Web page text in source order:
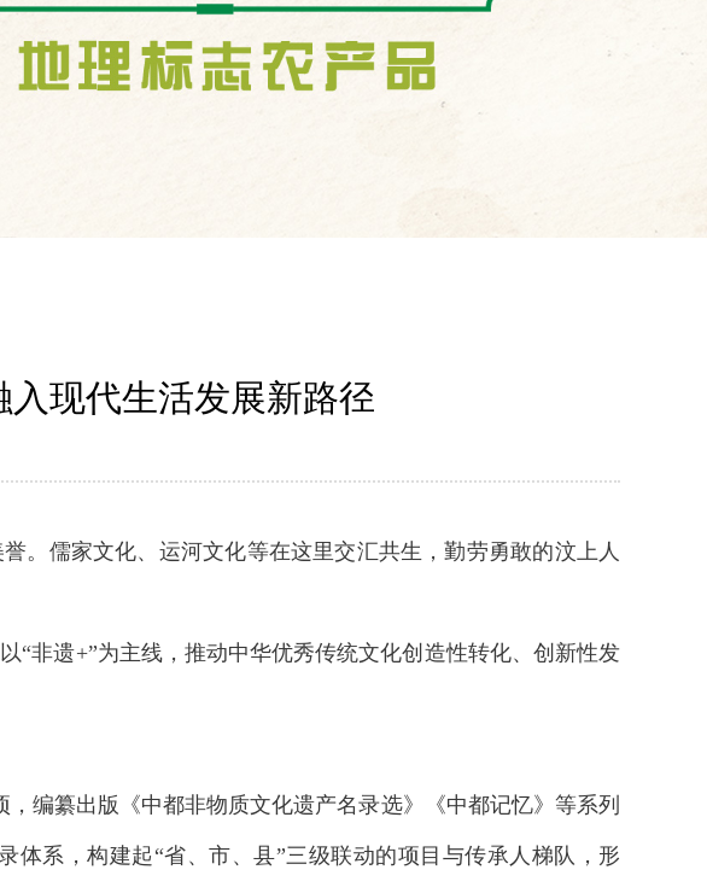
入现代生活发展新路径
。儒家文化、运河文化等在这里交汇共生，勤劳勇敢的汶上人
“非遗+”为主线，推动中华优秀传统文化创造性转化、创新性发
编纂出版《中都非物质文化遗产名录选》《中都记忆》等系列
系，构建起“省、市、县”三级联动的项目与传承人梯队，形